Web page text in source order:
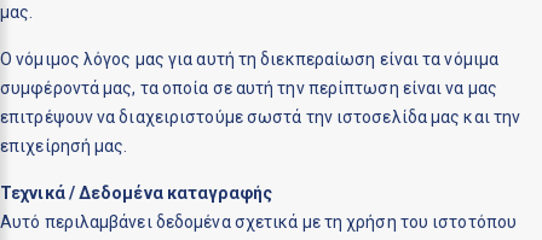
μας.
Ο νόμιμος λόγος μας για αυτή τη διεκπεραίωση είναι τα νόμιμα
συμφέροντά μας, τα οποία σε αυτή την περίπτωση είναι να μας
επιτρέψουν να διαχειριστούμε σωστά την ιστοσελίδα μας και την
επιχείρησή μας.
Τεχνικά / Δεδομένα καταγραφής
Αυτό περιλαμβάνει δεδομένα σχετικά με τη χρήση του ιστοτόπου